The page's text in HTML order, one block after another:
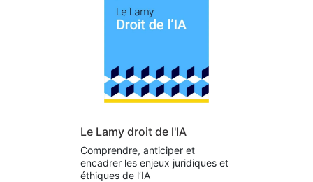
Le Lamy droit de l'IA
Comprendre, anticiper et
encadrer les enjeux juridiques et
éthiques de l’IA